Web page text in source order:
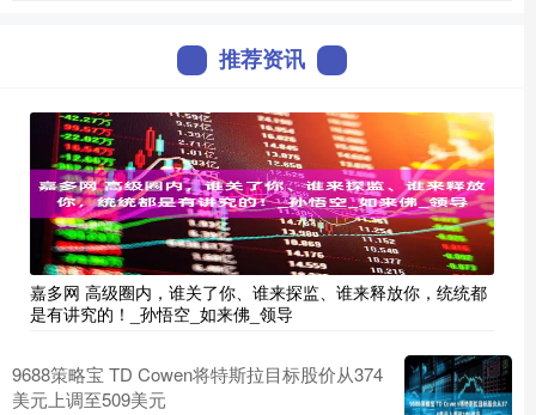
推荐资讯
嘉多网 高级圈内，谁关了你、谁来探监、谁来释放你，统统都
是有讲究的！_孙悟空_如来佛_领导
9688策略宝 TD Cowen将特斯拉目标股价从374
美元上调至509美元